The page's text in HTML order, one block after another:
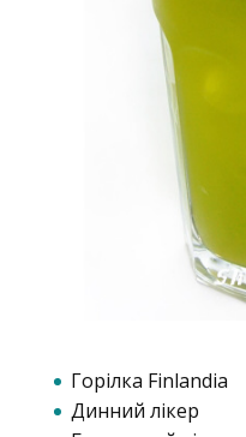
Горілка Finlandia
Динний лікер